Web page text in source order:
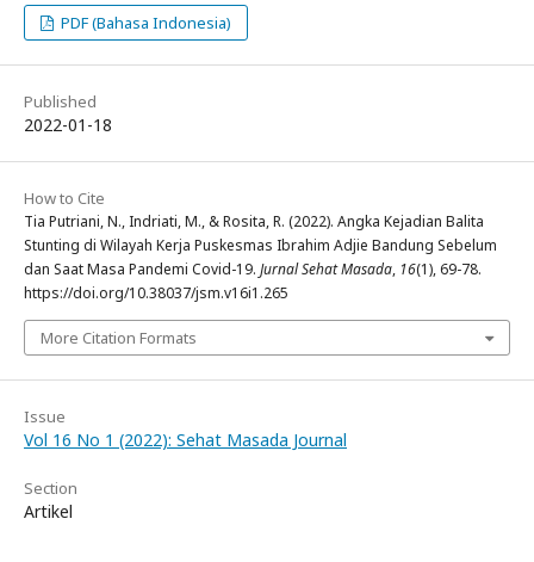
PDF (Bahasa Indonesia)
Published
2022-01-18
How to Cite
Tia Putriani, N., Indriati, M., & Rosita, R. (2022). Angka Kejadian Balita
Stunting di Wilayah Kerja Puskesmas Ibrahim Adjie Bandung Sebelum
dan Saat Masa Pandemi Covid-19. Jurnal Sehat Masada, 16(1), 69-78.
https://doi.org/10.38037/jsm.v16i1.265
More Citation Formats
Issue
Vol 16 No 1 (2022): Sehat Masada Journal
Section
Artikel